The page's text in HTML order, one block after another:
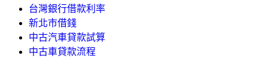
台灣銀行借款利率
新北市借錢
中古汽車貸款試算
中古車貸款流程